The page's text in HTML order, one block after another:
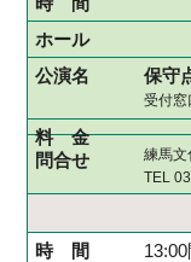
保守
受付
練馬
TEL